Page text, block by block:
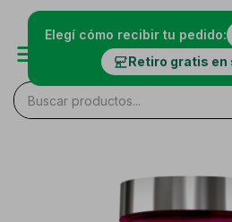
Elegí cómo recibir tu pedido:
Retiro gratis en